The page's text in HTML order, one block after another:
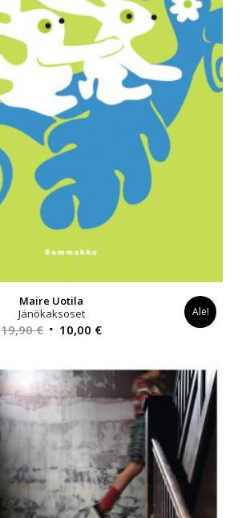
Maire Uotila
Jänökaksoset
19,90€ Alkuperäinen
oli:
19,90 €.
10,00 €Nykyinen
on:
10,00 €.
Ale!